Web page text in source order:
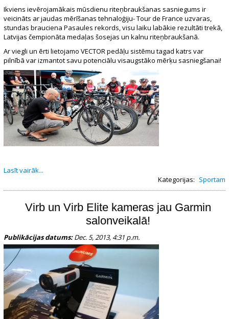
Ikviens ievērojamākais mūsdienu riteņbraukšanas sasniegums ir
veicināts ar jaudas mērīšanas tehnaloģiju- Tour de France uzvaras,
stundas brauciena Pasaules rekords, visu laiku labākie rezultāti trekā,
Latvijas čempionāta medaļas šosejas un kalnu riteņbraukšanā.
Ar viegli un ērti lietojamo VECTOR pedāļu sistēmu tagad katrs var
pilnībā var izmantot savu potenciālu visaugstāko mērķu sasniegšanai!
Lasīt vairāk...
Kategorijas: Sportam
Virb un Virb Elite kameras jau Garmin
salonveikalā!
Publikācijas datums:Dec. 5, 2013, 4:31 p.m.